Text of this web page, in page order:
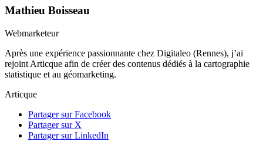
Mathieu Boisseau
Webmarketeur
Après une expérience passionnante chez Digitaleo (Rennes), j’ai
rejoint Articque afin de créer des contenus dédiés à la cartographie
statistique et au géomarketing.
Articque
Partager sur Facebook
Partager sur X
Partager sur LinkedIn